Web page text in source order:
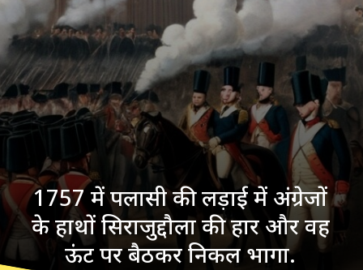
1757 में पलासी की लड़ाई में अंग्रेजों
के हाथों सिराजुद्दौला की हार और वह
ऊंट पर बैठकर निकल भागा.